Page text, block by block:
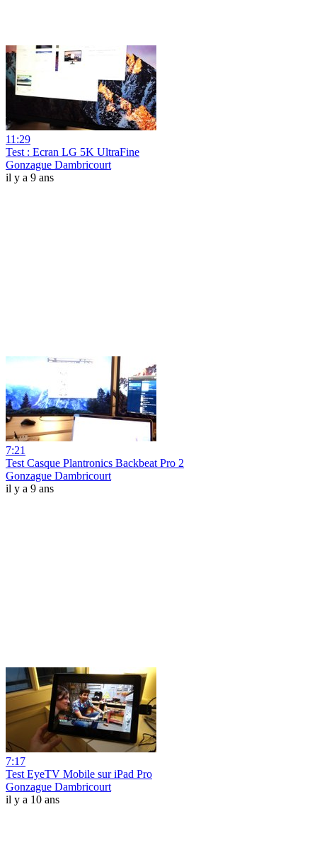
11:29
Test : Ecran LG 5K UltraFine
Gonzague Dambricourt
il y a 9 ans
7:21
Test Casque Plantronics Backbeat Pro 2
Gonzague Dambricourt
il y a 9 ans
7:17
Test EyeTV Mobile sur iPad Pro
Gonzague Dambricourt
il y a 10 ans